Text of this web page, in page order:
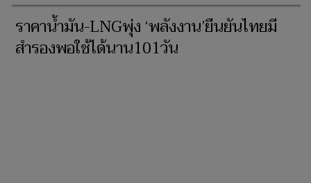
ราคาน้ำมัน-LNGพุ่ง ‘พลังงาน’ยืนยันไทยมี
สำรองพอใช้ได้นาน101วัน